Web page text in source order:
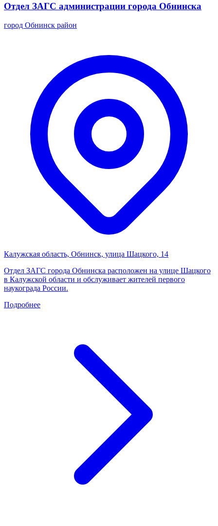
Отдел ЗАГС администрации города Обнинска
город Обнинск район
Калужская область, Обнинск, улица Шацкого, 14
Отдел ЗАГС города Обнинска расположен на улице Шацкого
в Калужской области и обслуживает жителей первого
наукограда России.
Подробнее